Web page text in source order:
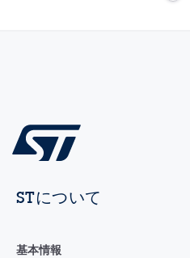
STについて
基本情報